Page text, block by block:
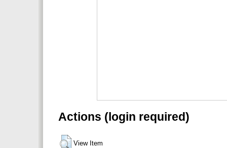
Actions (login required)
View Item